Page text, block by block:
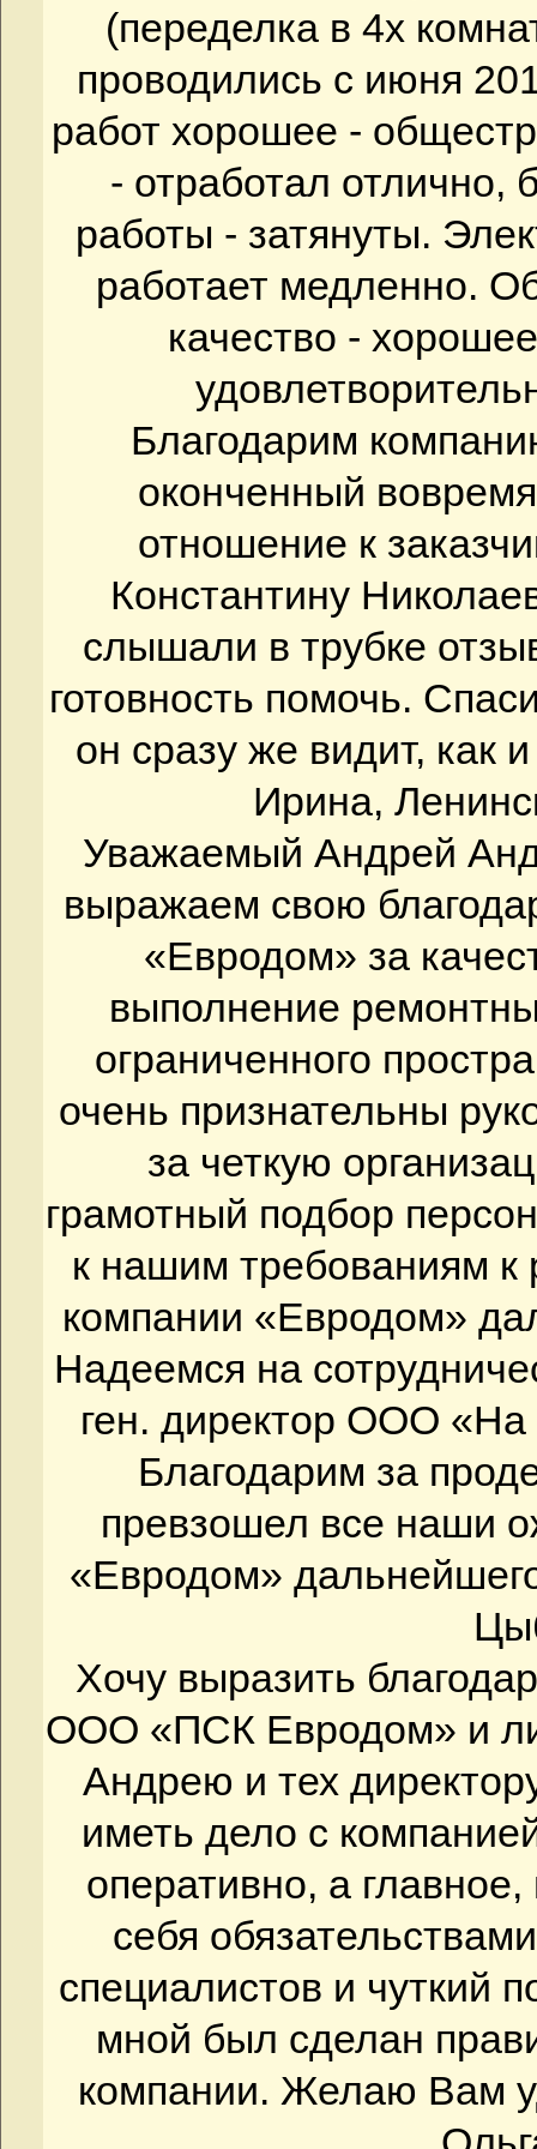
(переделка в 4х
проводились с июня
работ хорошее -
- отработал
работы - затянуты.
работает медленно.
качество -
Благодарим
оконченный
отношение к
Константину
слышали в трубке
готовность помочь.
он сразу же видит, как
Ирина,
Уважаемый Андрей
выражаем свою
«Евродом» за
выполнение
ограниченного
очень признательны
за четкую
грамотный подбор
к нашим требованиям
компании «Евродом»
Надеемся на
ген. директор ООО «На
Благодарим за
превзошел все наши
«Евродом»
Хочу выразить
ООО «ПСК Евродом» и
Андрею и тех
иметь дело с
оперативно, а
себя
специалистов и чуткий
мной был сделан
компании. Желаю Вам